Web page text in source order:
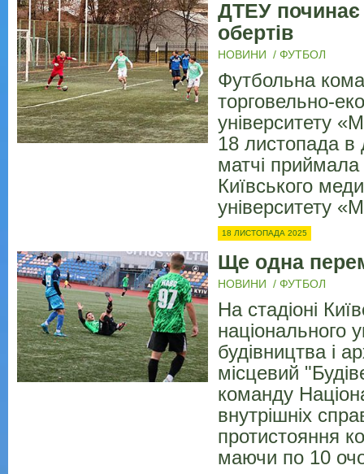
ДТЕУ починає
обертів
НОВИНИ / ФУТБОЛ
Футбольна
торговельно-
університету
18 листопада
матчі
Київського
університету
18 ЛИСТОПАДА 2025
Ще одна
НОВИНИ / ФУТБОЛ
На стадіоні
національного
будівництва і
місцевий
команду
внутрішніх
протистояння
маючи по 10